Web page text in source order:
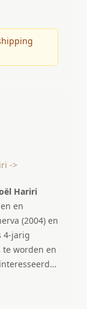
->
Hariri
en
(2004) en
te worden en
heeft